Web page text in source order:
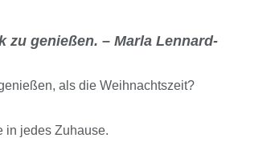
zu genießen. – Marla Lennard-
als die Weihnachtszeit?
in jedes Zuhause.